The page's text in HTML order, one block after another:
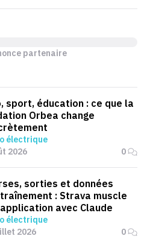
partenaire
sport, éducation : ce que la
Orbea change
électrique
2026
0
sorties et données
: Strava muscle
avec Claude
électrique
2026
0